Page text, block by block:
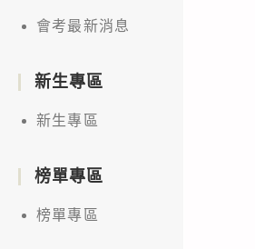
會考最新消息
新生專區
新生專區
榜單專區
榜單專區